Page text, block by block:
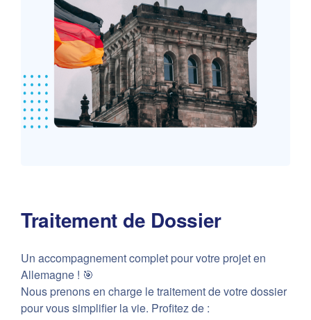
Traitement de Dossier
Un accompagnement complet pour votre projet en
Allemagne ! 🎯
Nous prenons en charge le traitement de votre dossier
pour vous simplifier la vie. Profitez de :